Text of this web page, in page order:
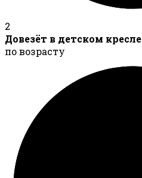
2
Довезёт в детском кресле
по возрасту